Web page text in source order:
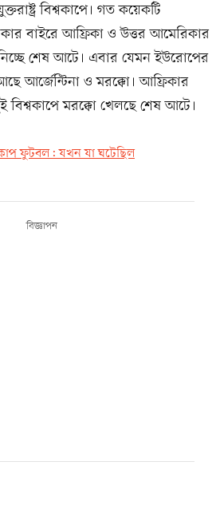
বিশ্বকাপে। গত কয়েকটি
বাইরে আফ্রিকা ও উত্তর আমেরিকার
শেষ আটে। এবার যেমন ইউরোপের
আর্জেন্টিনা ও মরক্কো। আফ্রিকার
বিশ্বকাপে মরক্কো খেলছে শেষ আটে।
ফুটবল: যখন যা ঘটেছিল
বিজ্ঞাপন